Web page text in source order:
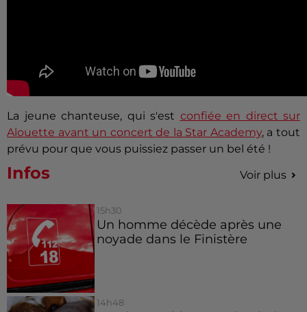
La jeune chanteuse, qui s'est confiée en direct sur
Alouette avant un concert de la Star Academy, a tout
prévu pour que vous puissiez passer un bel été !
Infos Voir plus
15h30
Un homme décède après une
noyade dans le Finistère
14h48